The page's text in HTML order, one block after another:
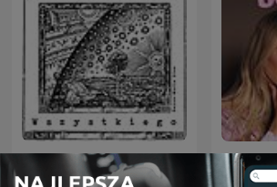
Klub Ciekawych
Wszystkiego